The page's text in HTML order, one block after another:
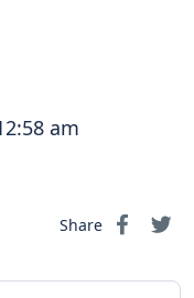
am
Share